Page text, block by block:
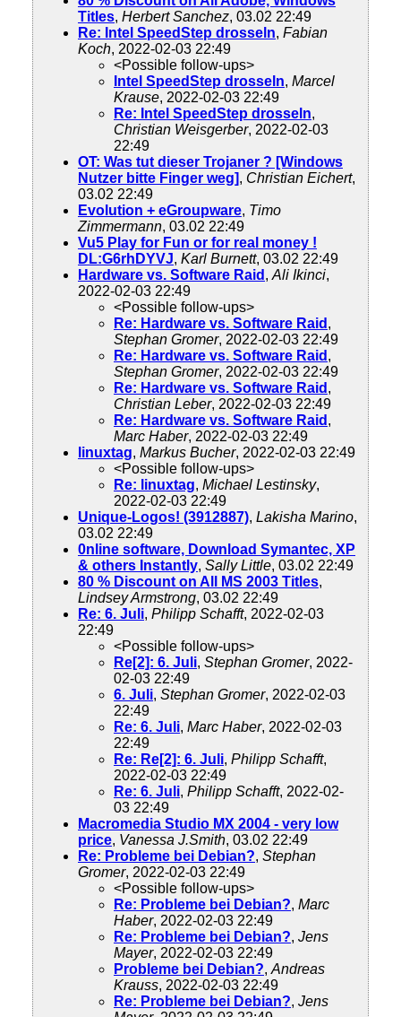
Titles, Herbert Sanchez, 03.02 22:49
Re: Intel SpeedStep drosseln, Fabian
Koch, 2022-02-03 22:49
<Possible follow-ups>
Intel SpeedStep drosseln, Marcel
Krause, 2022-02-03 22:49
Re: Intel SpeedStep drosseln,
Christian Weisgerber, 2022-02-03
22:49
OT: Was tut dieser Trojaner ? [Windows
Nutzer bitte Finger weg], Christian Eichert,
03.02 22:49
Evolution + eGroupware, Timo
Zimmermann, 03.02 22:49
Vu5 Play for Fun or for real money !
DL:G6rhDYVJ, Karl Burnett, 03.02 22:49
Hardware vs. Software Raid , Ali Ikinci,
2022-02-03 22:49
<Possible follow-ups>
Re: Hardware vs. Software Raid ,
Stephan Gromer, 2022-02-03 22:49
Re: Hardware vs. Software Raid ,
Stephan Gromer, 2022-02-03 22:49
Re: Hardware vs. Software Raid ,
Christian Leber, 2022-02-03 22:49
Re: Hardware vs. Software Raid ,
Marc Haber, 2022-02-03 22:49
linuxtag, Markus Bucher, 2022-02-03 22:49
<Possible follow-ups>
Re: linuxtag, Michael Lestinsky,
2022-02-03 22:49
Unique-Logos! (3912887), Lakisha Marino,
03.02 22:49
0nline software, Download Symantec, XP
& others Instantly, Sally Little, 03.02 22:49
80 % Discount on All MS 2003 Titles,
Lindsey Armstrong, 03.02 22:49
Re: 6. Juli, Philipp Schafft, 2022-02-03
22:49
<Possible follow-ups>
Re[2]: 6. Juli, Stephan Gromer, 2022-
02-03 22:49
6. Juli, Stephan Gromer, 2022-02-03
22:49
Re: 6. Juli, Marc Haber, 2022-02-03
22:49
Re: Re[2]: 6. Juli, Philipp Schafft,
2022-02-03 22:49
Re: 6. Juli, Philipp Schafft, 2022-02-
03 22:49
Macromedia Studio MX 2004 - very low
price, Vanessa J.Smith, 03.02 22:49
Re: Probleme bei Debian?, Stephan
Gromer, 2022-02-03 22:49
<Possible follow-ups>
Re: Probleme bei Debian?, Marc
Haber, 2022-02-03 22:49
Re: Probleme bei Debian?, Jens
Mayer, 2022-02-03 22:49
Probleme bei Debian?, Andreas
Krauss, 2022-02-03 22:49
Re: Probleme bei Debian?, Jens